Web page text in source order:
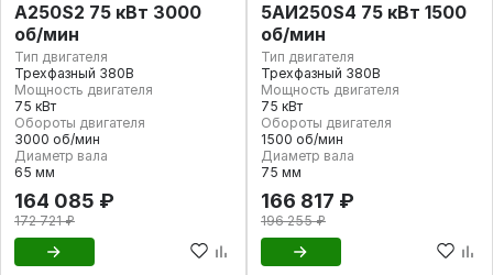
А250S2 75 кВт 3000
об/мин
Тип двигателя
Трехфазный 380В
Мощность двигателя
75 кВт
Обороты двигателя
3000 об/мин
Диаметр вала
65 мм
164 085 ₽
172 721 ₽
5АИ250S4 75 кВт 1500
об/мин
Тип двигателя
Трехфазный 380В
Мощность двигателя
75 кВт
Обороты двигателя
1500 об/мин
Диаметр вала
75 мм
166 817 ₽
196 255 ₽